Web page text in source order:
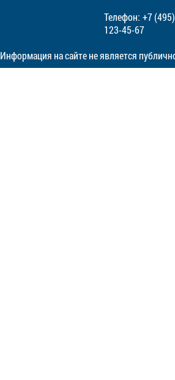
Телефон: +7 (495)
123-45-67
Информация на сайте не является